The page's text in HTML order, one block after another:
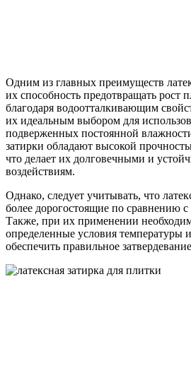
Одним из главных преимуществ
их способность предотвращать рост
благодаря водоотталкивающим
их идеальным выбором для
подверженных постоянной
затирки обладают высокой
что делает их долговечными и
воздействиям.
Однако, следует учитывать, что
более дорогостоящие по сравнению
Также, при их применении
определенные условия температуры
обеспечить правильное